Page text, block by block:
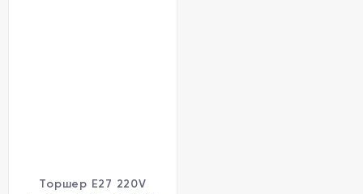
Торшер E27 220V